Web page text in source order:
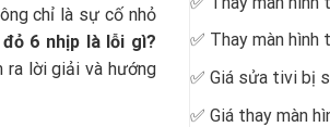
chỉ là sự cố nhỏ
6 nhịp là lỗi gì?
ra lời giải và hướng
✅ Thay màn hình
✅ Giá sửa tivi bị
✅ Giá thay màn